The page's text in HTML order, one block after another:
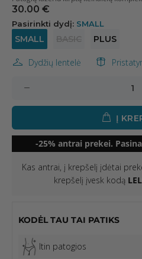
30.00 €
Pasirinkti dydį: SMALL
SMALL PLUS
Dydžių lentelė
Į
-25% antrai prekei.
Kas antrai, į krepšelį įdėtai
krepšelį įvesk kodą
KODĖL TAU TAI PATIKS
Itin patogios